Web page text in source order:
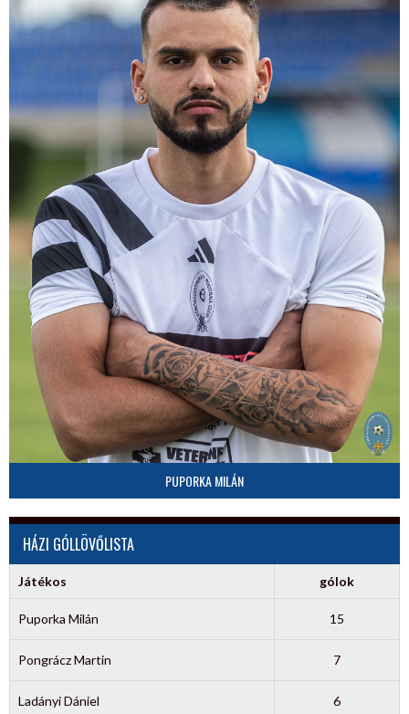
PUPORKA MILÁN
HÁZI GÓLLÖVŐLISTA
Játékos gólok
Puporka Milán 15
Pongrácz Martin 7
Ladányi Dániel 6